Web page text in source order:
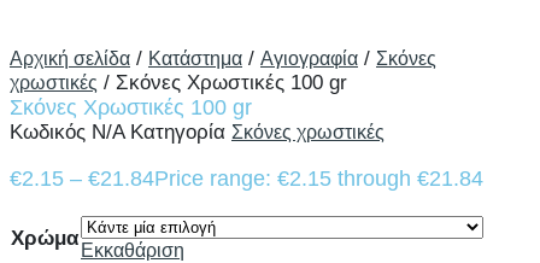
Αρχική σελίδα / Κατάστημα / Αγιογραφία / Σκόνες
χρωστικές / Σκόνες Χρωστικές 100 gr
Σκόνες Χρωστικές 100 gr
Κωδικός N/A Κατηγορία Σκόνες χρωστικές
€2.15 – €21.84Price range: €2.15 through €21.84
Χρώμα
Εκκαθάριση